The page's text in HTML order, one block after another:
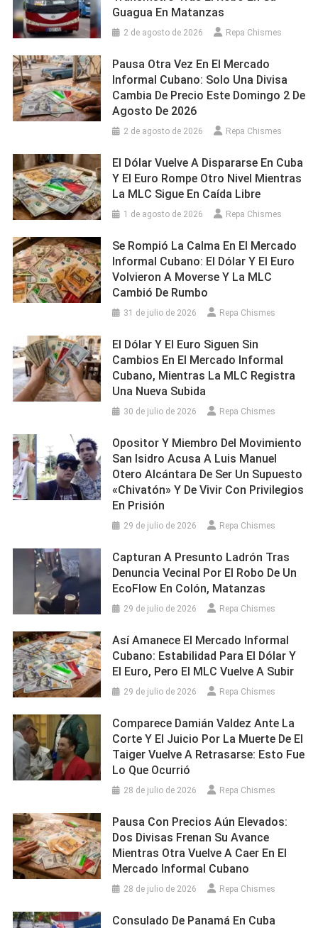
Guagua En Matanzas
2 de agosto de 2026 Repa Chismes
Pausa Otra Vez En El Mercado
Informal Cubano: Solo Una Divisa
Cambia De Precio Este Domingo 2 De
Agosto De 2026
2 de agosto de 2026 Repa Chismes
El Dólar Vuelve A Dispararse En Cuba
Y El Euro Rompe Otro Nivel Mientras
La MLC Sigue En Caída Libre
1 de agosto de 2026 Repa Chismes
Se Rompió La Calma En El Mercado
Informal Cubano: El Dólar Y El Euro
Volvieron A Moverse Y La MLC
Cambió De Rumbo
31 de julio de 2026 Repa Chismes
El Dólar Y El Euro Siguen Sin
Cambios En El Mercado Informal
Cubano, Mientras La MLC Registra
Una Nueva Subida
30 de julio de 2026 Repa Chismes
Opositor Y Miembro Del Movimiento
San Isidro Acusa A Luis Manuel
Otero Alcántara De Ser Un Supuesto
«chivatón» Y De Vivir Con Privilegios
En Prisión
29 de julio de 2026 Repa Chismes
Capturan A Presunto Ladrón Tras
Denuncia Vecinal Por El Robo De Un
EcoFlow En Colón, Matanzas
29 de julio de 2026 Repa Chismes
Así Amanece El Mercado Informal
Cubano: Estabilidad Para El Dólar Y
El Euro, Pero El MLC Vuelve A Subir
29 de julio de 2026 Repa Chismes
Comparece Damián Valdez Ante La
Corte Y El Juicio Por La Muerte De El
Taiger Vuelve A Retrasarse: Esto Fue
Lo Que Ocurrió
28 de julio de 2026 Repa Chismes
Pausa Con Precios Aún Elevados:
Dos Divisas Frenan Su Avance
Mientras Otra Vuelve A Caer En El
Mercado Informal Cubano
28 de julio de 2026 Repa Chismes
Consulado De Panamá En Cuba